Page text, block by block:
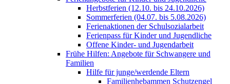
Herbstferien (12.10. bis 24.10.2026)
Sommerferien (04.07. bis 5.08.2026)
Ferienaktionen der Schulsozialarbeit
Ferienpass für Kinder und Jugendliche
Offene Kinder- und Jugendarbeit
Frühe Hilfen: Angebote für Schwangere und
Familien
Hilfe für junge/werdende Eltern
Familienhebammen Schutzengel